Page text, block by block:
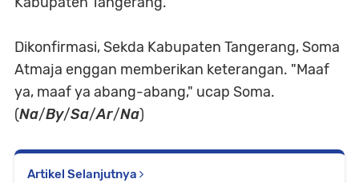
Dikonfirmasi, Sekda Kabupaten Tangerang, Soma
Atmaja enggan memberikan keterangan. "Maaf
ya, maaf ya abang-abang," ucap Soma.
(Na/By/Sa/Ar/Na)
Artikel Selanjutnya